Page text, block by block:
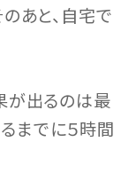
あと、自宅で
が出るのは最
までに５時間